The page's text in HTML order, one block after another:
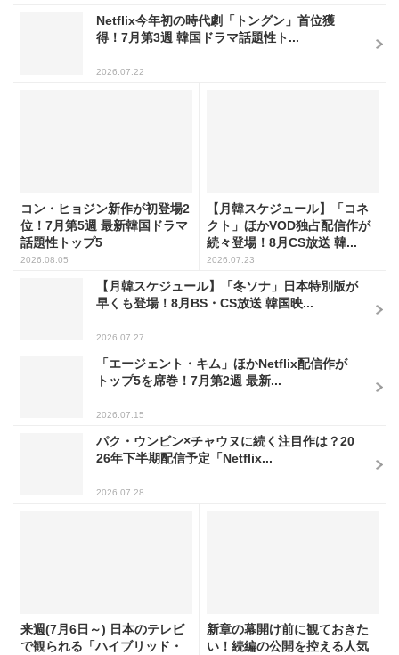
Netflix今年初の時代劇「トングン」首位獲
得！7月第3週 韓国ドラマ話題性ト...
2026.07.22
コン・ヒョジン新作が初登場2
位！7月第5週 最新韓国ドラマ
話題性トップ5
2026.08.05
【月韓スケジュール】「コネ
クト」ほかVOD独占配信作が
続々登場！8月CS放送 韓...
2026.07.23
【月韓スケジュール】「冬ソナ」日本特別版が
早くも登場！8月BS・CS放送 韓国映...
2026.07.27
「エージェント・キム」ほかNetflix配信作が
トップ5を席巻！7月第2週 最新...
2026.07.15
パク・ウンビン×チャウヌに続く注目作は？20
26年下半期配信予定「Netflix...
2026.07.28
来週(7月6日～) 日本のテレビ
で観られる「ハイブリッド・
新章の幕開け前に観ておきた
い！続編の公開を控える人気